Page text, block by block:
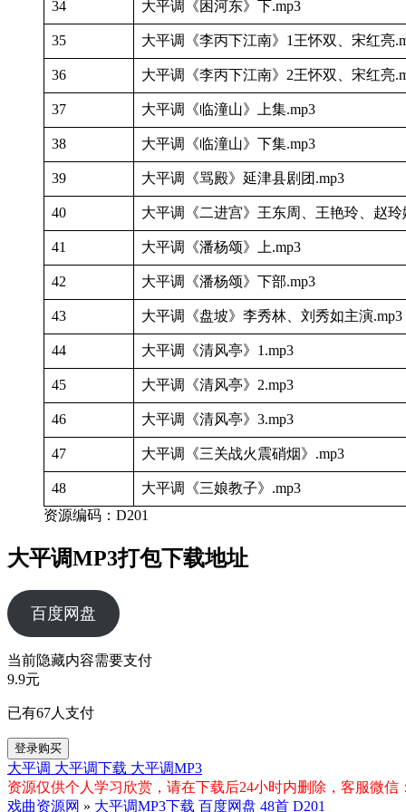
34 大平调《困河东》下.mp3
35 大平调《李丙下江南》1王怀双、宋红亮
36 大平调《李丙下江南》2王怀双、宋红亮
37 大平调《临潼山》上集.mp3
38 大平调《临潼山》下集.mp3
39 大平调《骂殿》延津县剧团.mp3
40 大平调《二进宫》王东周、王艳玲、赵玲
41 大平调《潘杨颂》上.mp3
42 大平调《潘杨颂》下部.mp3
43 大平调《盘坡》李秀林、刘秀如主演.mp3
44 大平调《清风亭》1.mp3
45 大平调《清风亭》2.mp3
46 大平调《清风亭》3.mp3
47 大平调《三关战火震硝烟》.mp3
48 大平调《三娘教子》.mp3
资源编码：D201
大平调MP3打包下载地址
百度网盘
当前隐藏内容需要支付
9.9元
已有67人支付
登录购买
大平调 大平调下载 大平调MP3
资源仅供个人学习欣赏，请在下载后24小时内删除，客服微信
戏曲资源网 » 大平调MP3下载 百度网盘 48首 D201